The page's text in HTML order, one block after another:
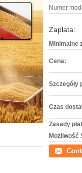
Numer
Zapłata:
Minimalne
Cena:
Szczegóły
Czas
Zasady
Możliwość
Kontakt